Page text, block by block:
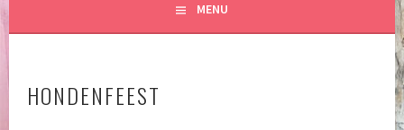
MENU
HONDENFEEST